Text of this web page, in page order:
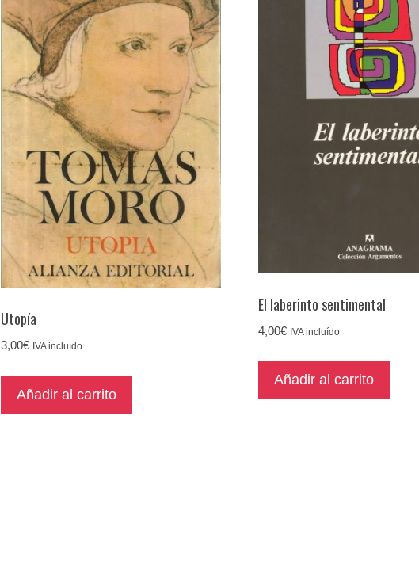
Utopía
3,00€ IVA incluído
Añadir al carrito
El laberinto sentimental
4,00€ IVA incluído
Añadir al carrito